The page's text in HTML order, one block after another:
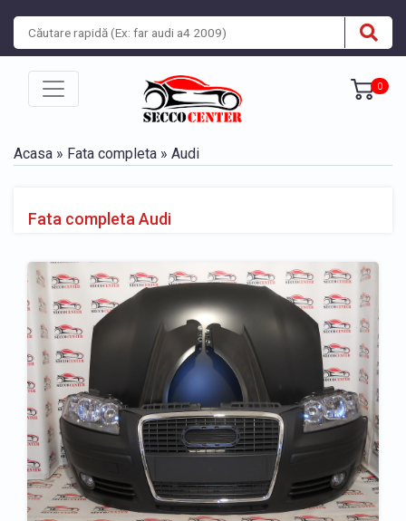
0
Acasa » Fata completa » Audi
Fata completa Audi
» Fata completa Audi A1
» Fata completa Audi A2
» Fata completa Audi A3
» Fata completa Audi A3 Sportback
» Fata completa Audi A4
» Fata completa Audi A5
» Fata completa Audi A6
» Fata completa Audi A7
» Fata completa Audi A8
» Fata completa Audi Q3